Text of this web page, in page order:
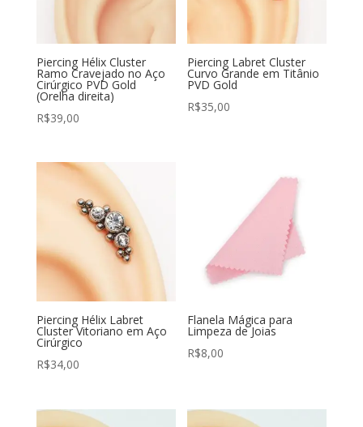
Piercing Hélix Cluster
Ramo Cravejado no Aço
Cirúrgico PVD Gold
(Orelha direita)
R$39,00
Piercing Labret Cluster
Curvo Grande em Titânio
PVD Gold
R$35,00
Piercing Hélix Labret
Cluster Vitoriano em Aço
Cirúrgico
R$34,00
Flanela Mágica para
Limpeza de Joias
R$8,00